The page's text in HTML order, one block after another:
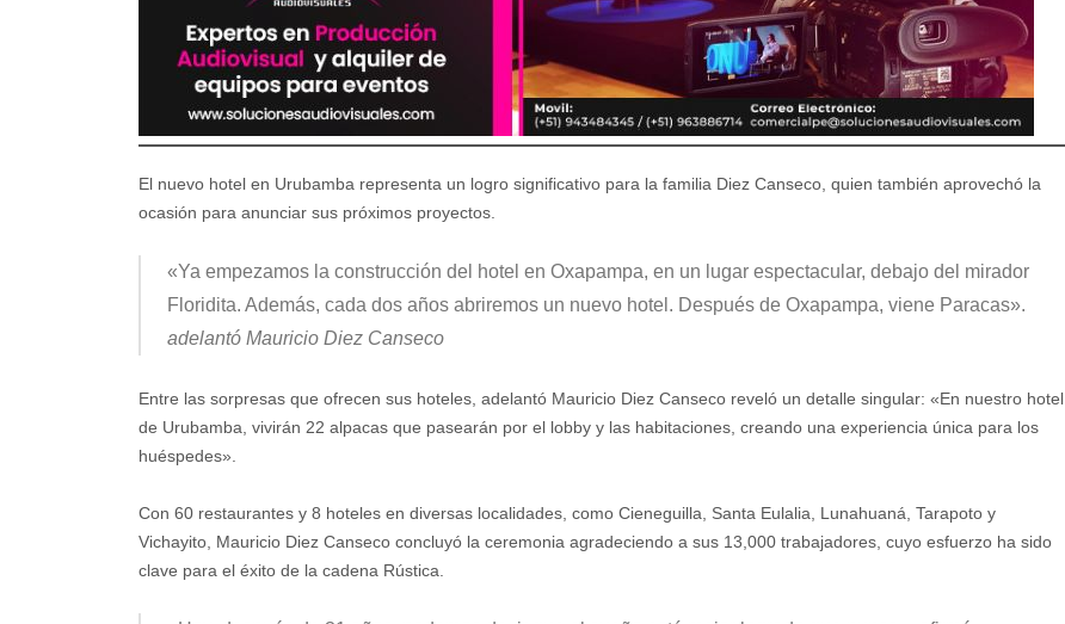
El nuevo hotel en Urubamba representa un logro significativo para la familia Diez Canseco, quien también aprovechó la
ocasión para anunciar sus próximos proyectos.
«Ya empezamos la construcción del hotel en Oxapampa, en un lugar espectacular, debajo del mirador
Floridita. Además, cada dos años abriremos un nuevo hotel. Después de Oxapampa, viene Paracas».
adelantó Mauricio Diez Canseco
Entre las sorpresas que ofrecen sus hoteles, adelantó Mauricio Diez Canseco reveló un detalle singular: «En nuestro hotel
de Urubamba, vivirán 22 alpacas que pasearán por el lobby y las habitaciones, creando una experiencia única para los
huéspedes».
Con 60 restaurantes y 8 hoteles en diversas localidades, como Cieneguilla, Santa Eulalia, Lunahuaná, Tarapoto y
Vichayito, Mauricio Diez Canseco concluyó la ceremonia agradeciendo a sus 13,000 trabajadores, cuyo esfuerzo ha sido
clave para el éxito de la cadena Rústica.